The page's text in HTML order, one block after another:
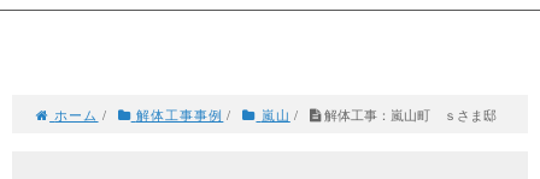
ホーム / 解体工事事例 / 嵐山 / 解体工事：嵐山町 ｓさま邸